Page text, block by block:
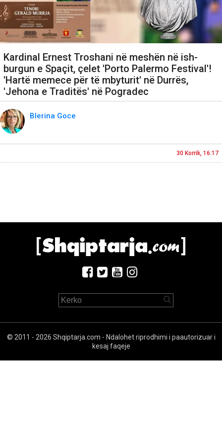
Kardinal Ernest Troshani në meshën në ish-
burgun e Spaçit, çelet 'Porto Palermo Festival'!
'Hartë memece për të mbyturit' në Durrës,
'Jehona e Traditës' në Pogradec
Blerina Goce
30 Korrik, 16:17
© 2011 - 2026 Shqiptarja.com - Ndalohet riprodhimi i paautorizuar i
kesaj faqeje